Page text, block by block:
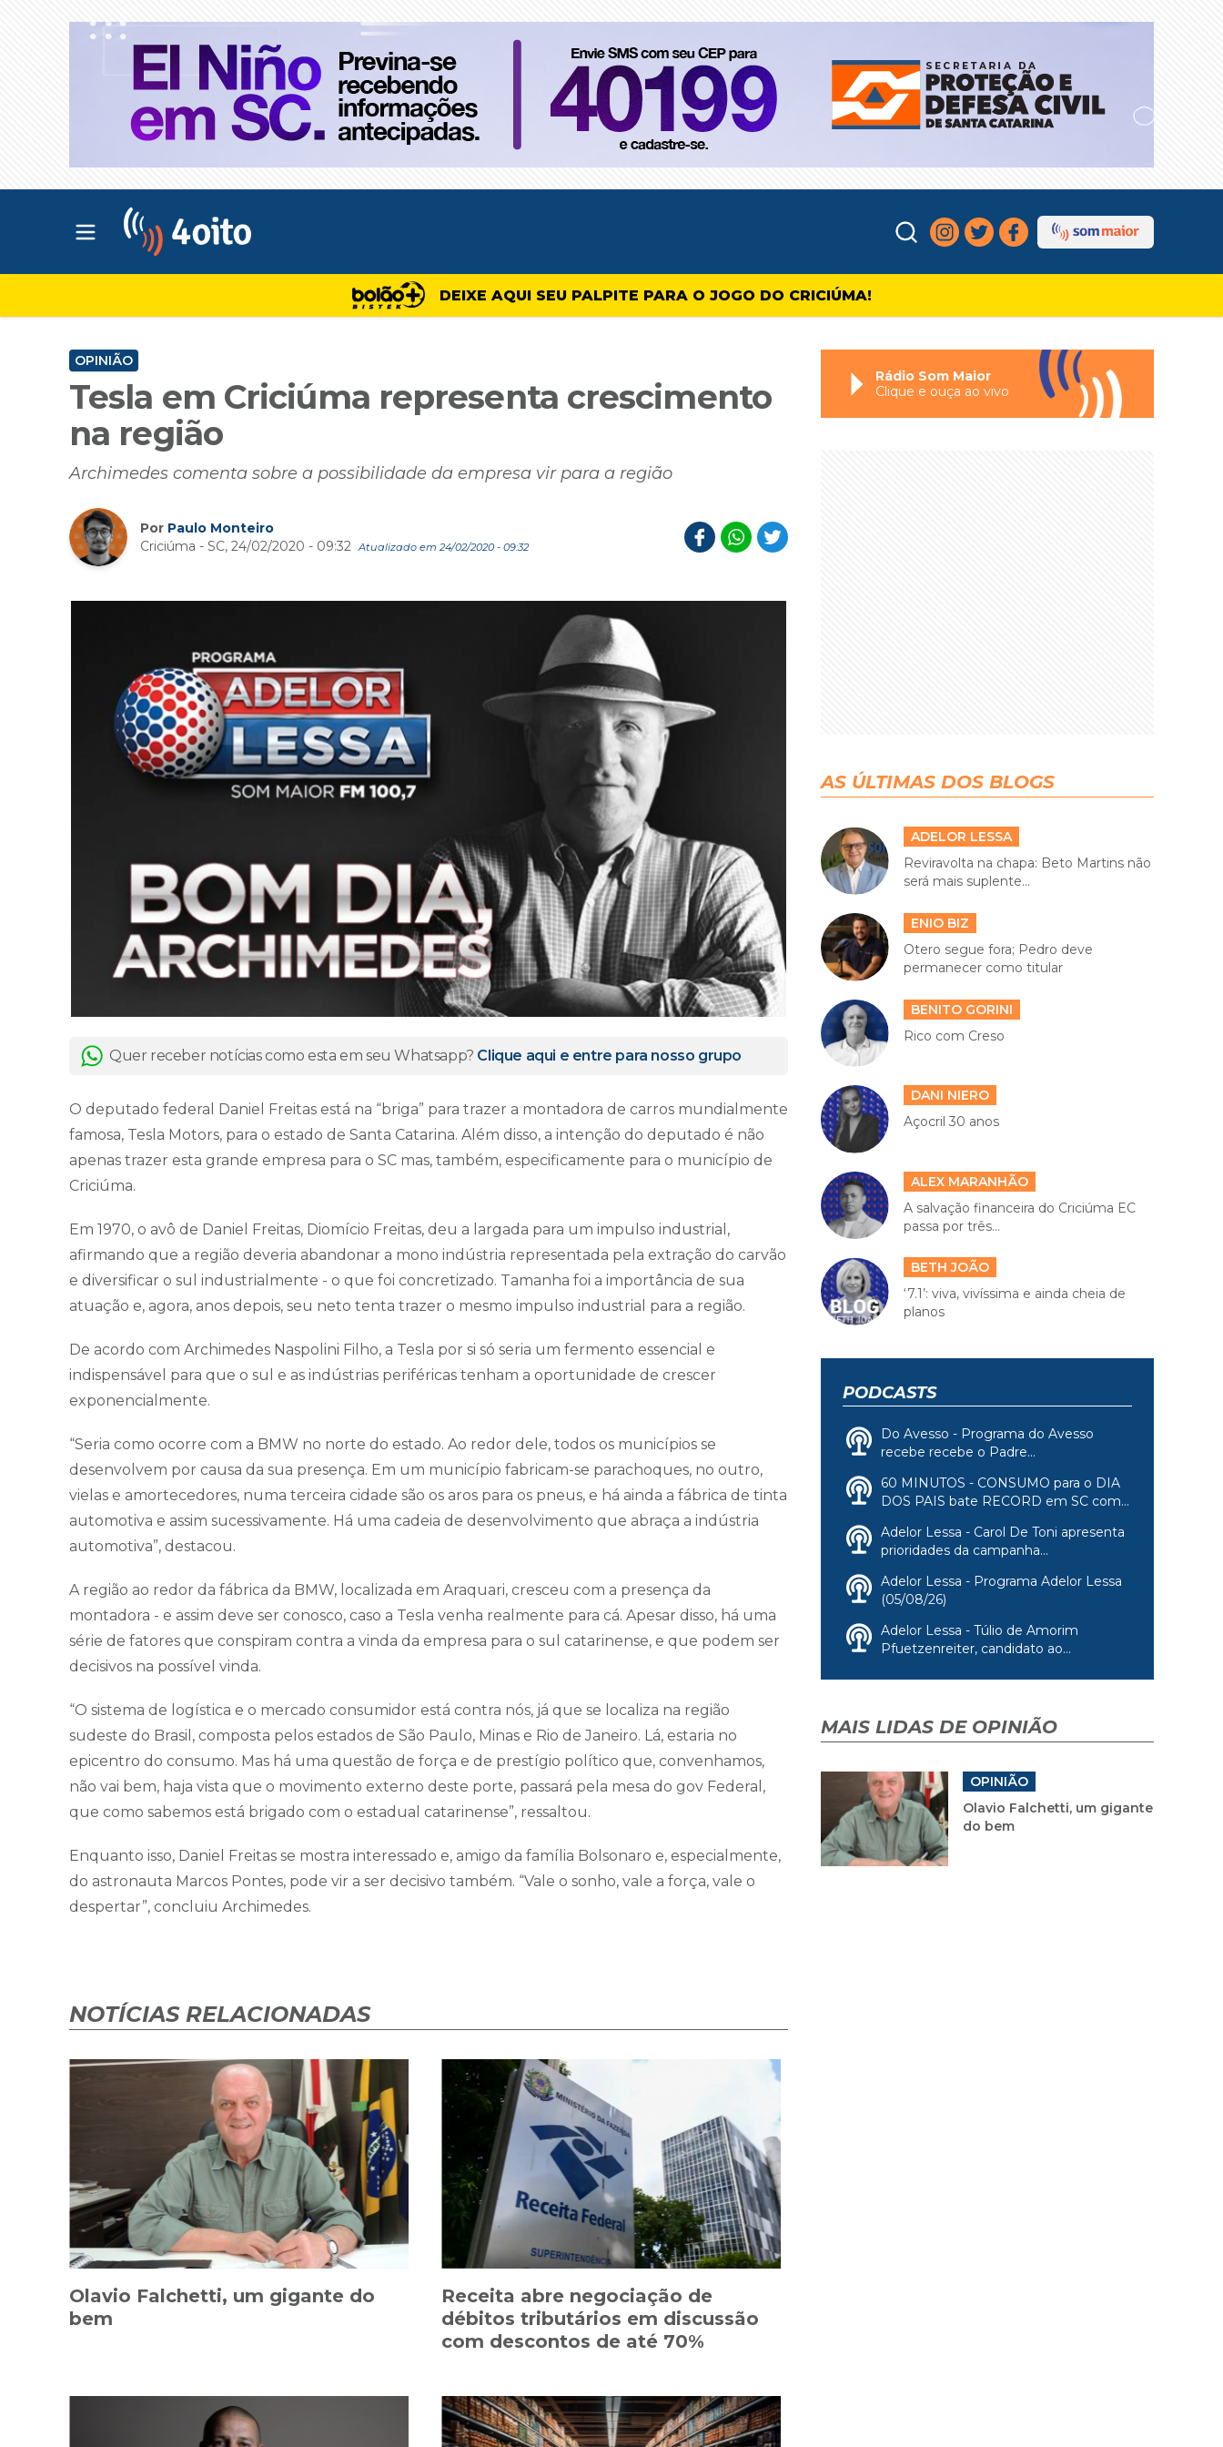
Abrir menu principal
DEIXE AQUI SEU PALPITE PARA O JOGO DO CRICIÚMA!
OPINIÃO
Tesla em Criciúma representa crescimento
na região
Archimedes comenta sobre a possibilidade da empresa vir para a região
Por Paulo Monteiro
Criciúma - SC, 24/02/2020 - 09:32 Atualizado em 24/02/2020 - 09:32
Quer receber notícias como esta em seu Whatsapp? Clique aqui e entre para nosso grupo
O deputado federal Daniel Freitas está na “briga” para trazer a montadora de carros mundialmente
famosa, Tesla Motors, para o estado de Santa Catarina. Além disso, a intenção do deputado é não
apenas trazer esta grande empresa para o SC mas, também, especificamente para o município de
Criciúma.
Em 1970, o avô de Daniel Freitas, Diomício Freitas, deu a largada para um impulso industrial,
afirmando que a região deveria abandonar a mono indústria representada pela extração do carvão
e diversificar o sul industrialmente - o que foi concretizado. Tamanha foi a importância de sua
atuação e, agora, anos depois, seu neto tenta trazer o mesmo impulso industrial para a região.
De acordo com Archimedes Naspolini Filho, a Tesla por si só seria um fermento essencial e
indispensável para que o sul e as indústrias periféricas tenham a oportunidade de crescer
exponencialmente.
“Seria como ocorre com a BMW no norte do estado. Ao redor dele, todos os municípios se
desenvolvem por causa da sua presença. Em um município fabricam-se parachoques, no outro,
vielas e amortecedores, numa terceira cidade são os aros para os pneus, e há ainda a fábrica de tinta
automotiva e assim sucessivamente. Há uma cadeia de desenvolvimento que abraça a indústria
automotiva”, destacou.
A região ao redor da fábrica da BMW, localizada em Araquari, cresceu com a presença da
montadora - e assim deve ser conosco, caso a Tesla venha realmente para cá. Apesar disso, há uma
série de fatores que conspiram contra a vinda da empresa para o sul catarinense, e que podem ser
decisivos na possível vinda.
“O sistema de logística e o mercado consumidor está contra nós, já que se localiza na região
sudeste do Brasil, composta pelos estados de São Paulo, Minas e Rio de Janeiro. Lá, estaria no
epicentro do consumo. Mas há uma questão de força e de prestígio político que, convenhamos,
não vai bem, haja vista que o movimento externo deste porte, passará pela mesa do gov Federal,
que como sabemos está brigado com o estadual catarinense”, ressaltou.
Enquanto isso, Daniel Freitas se mostra interessado e, amigo da família Bolsonaro e, especialmente,
do astronauta Marcos Pontes, pode vir a ser decisivo também. “Vale o sonho, vale a força, vale o
despertar”, concluiu Archimedes.
NOTÍCIAS RELACIONADAS
Olavio Falchetti, um gigante do
bem
Receita abre negociação de
débitos tributários em discussão
com descontos de até 70%
Rádio Som Maior
Clique e ouça ao vivo
AS ÚLTIMAS DOS BLOGS
ADELOR LESSA
Reviravolta na chapa: Beto Martins não
será mais suplente...
ENIO BIZ
Otero segue fora; Pedro deve
permanecer como titular
BENITO GORINI
Rico com Creso
DANI NIERO
Açocril 30 anos
ALEX MARANHÃO
A salvação financeira do Criciúma EC
passa por três...
BETH JOÃO
‘7.1’: viva, vivíssima e ainda cheia de
planos
PODCASTS
Do Avesso - Programa do Avesso
recebe recebe o Padre...
60 MINUTOS - CONSUMO para o DIA
DOS PAIS bate RECORD em SC com...
Adelor Lessa - Carol De Toni apresenta
prioridades da campanha...
Adelor Lessa - Programa Adelor Lessa
(05/08/26)
Adelor Lessa - Túlio de Amorim
Pfuetzenreiter, candidato ao...
MAIS LIDAS DE OPINIÃO
OPINIÃO
Olavio Falchetti, um gigante
do bem